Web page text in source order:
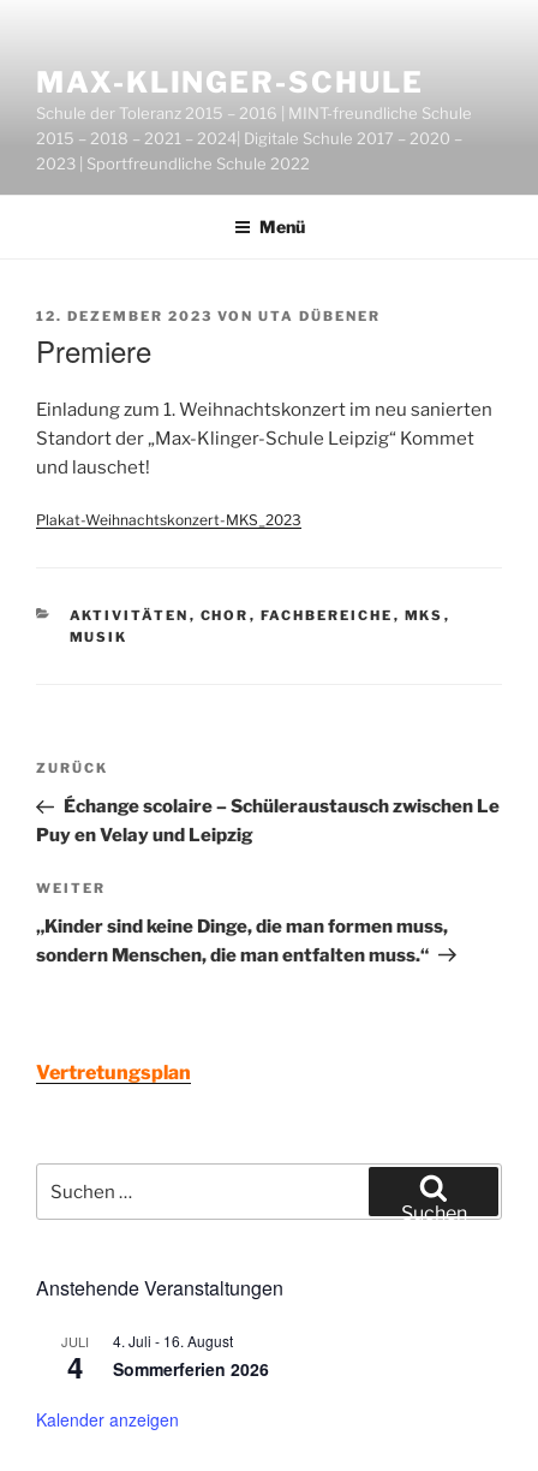
springenMAX-KLINGER-SCHULE
Schule der Toleranz 2015 – 2016 | MINT-freundliche Schule
2015 – 2018 – 2021 – 2024| Digitale Schule 2017 – 2020 –
2023 | Sportfreundliche Schule 2022
Menü
VERÖFFENTLICHT
12. DEZEMBER 2023 VON UTA DÜBENER
Premiere
Einladung zum 1. Weihnachtskonzert im neu sanierten
Standort der „Max-Klinger-Schule Leipzig“ Kommet
und lauschet!
Plakat-Weihnachtskonzert-MKS_2023
KATEGORIEN
AKTIVITÄTEN , CHOR , FACHBEREICHE , MKS ,
MUSIK
Beitragsnavigation
Vorheriger
Beitrag
ZURÜCK
Échange scolaire – Schüleraustausch zwischen Le
Puy en Velay und Leipzig
Nächster
Beitrag
WEITER
„Kinder sind keine Dinge, die man formen muss,
sondern Menschen, die man entfalten muss.“
Vertretungsplan
nach:
Suchen
Anstehende Veranstaltungen
JULI
4
4. Juli - 16. August
Sommerferien 2026
Kalender anzeigen